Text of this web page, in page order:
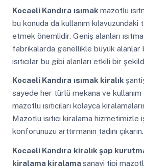
Kocaeli Kandıra ısımak mazotlu
bu konuda da kullanım kılavuzundaki
etmek önemlidir. Geniş alanları
fabrikalarda genellikle büyük alanlar
ısıtıcılar bu gibi alanları etkili bir
Kocaeli Kandıra ısımak kiralık
sayede her türlü mekana ve kullanım
mazotlu ısıtıcıları kolayca
Mazotlu ısıtıcı kiralama
konforunuzu arttırmanın tadını çıkarın.
Kocaeli Kandıra kiralık şap
kiralama kiralamasanayi tipi